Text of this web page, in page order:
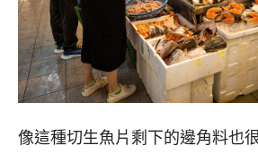
像這種切生魚片剩下的邊角料也